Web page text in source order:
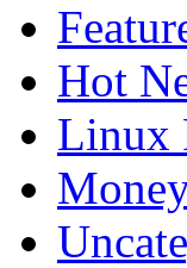
Hot
Linux